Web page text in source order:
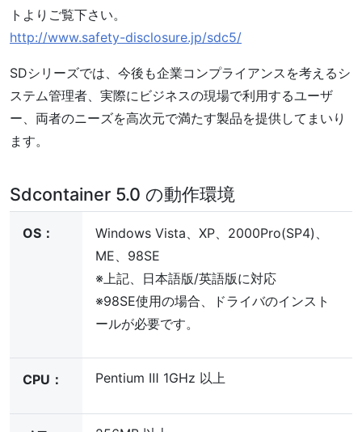
トよりご覧下さい。
http://www.safety-disclosure.jp/sdc5/
SDシリーズでは、今後も企業コンプライアンスを考えるシ
ステム管理者、実際にビジネスの現場で利用するユーザ
ー、両者のニーズを高次元で満たす製品を提供してまいり
ます。
Sdcontainer 5.0 の動作環境
OS：
Windows Vista、XP、2000Pro(SP4)、
ME、98SE
※上記、日本語版/英語版に対応
※98SE使用の場合、ドライバのインスト
ールが必要です。
CPU： Pentium Ⅲ 1GHz 以上